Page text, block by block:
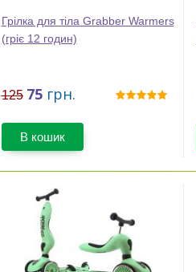
Грілка для тіла Grabber Warmers
(гріє 12 годин)
125 75 грн.
В кошик